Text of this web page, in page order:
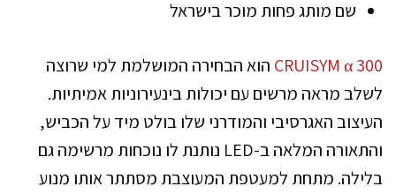
שם מותג פחות מוכר בישראל
CRUISYM α 300 הוא הבחירה המושלמת למי שרוצה
לשלב מראה מרשים עם יכולות בינעירוניות אמיתיות.
העיצוב האגרסיבי והמודרני שלו בולט מיד על הכביש,
והתאורה המלאה ב-LED נותנת לו נוכחות מרשימה גם
בלילה. מתחת למעטפת המעוצבת מסתתר אותו מנוע